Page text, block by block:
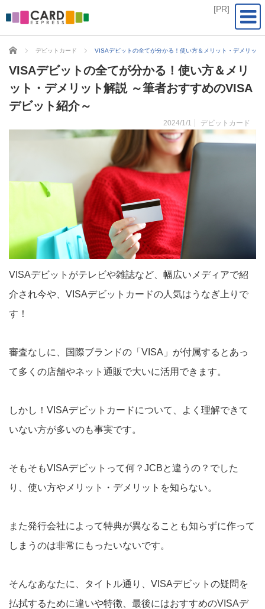
CARD EXPRESSデビットカード VISAデビットの全てが分かる！使い方＆メリット・デメリッ
VISAデビットの全てが分かる！使い方＆メリ
ット・デメリット解説 ～筆者おすすめのVISA
デビット紹介～
2024/1/1 デビットカード
VISAデビットがテレビや雑誌など、幅広いメディアで紹
介され今や、VISAデビットカードの人気はうなぎ上りで
す！
審査なしに、国際ブランドの「VISA」が付属するとあっ
て多くの店舗やネット通販で大いに活用できます。
しかし！VISAデビットカードについて、よく理解できて
いない方が多いのも事実です。
そもそもVISAデビットって何？JCBと違うの？でした
り、使い方やメリット・デメリットを知らない。
また発行会社によって特典が異なることも知らずに作って
しまうのは非常にもったいないです。
そんなあなたに、タイトル通り、VISAデビットの疑問を
払拭するために違いや特徴、最後にはおすすめのVISAデ